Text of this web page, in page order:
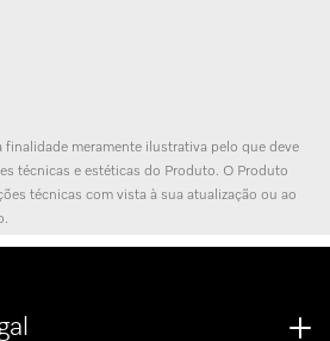
finalidade meramente ilustrativa pelo que deve
técnicas e estéticas do Produto. O Produto
técnicas com vista à sua atualização ou ao